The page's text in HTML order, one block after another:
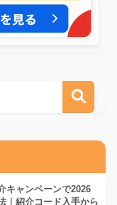
キャンペーンで2026
｜紹介コード入手から